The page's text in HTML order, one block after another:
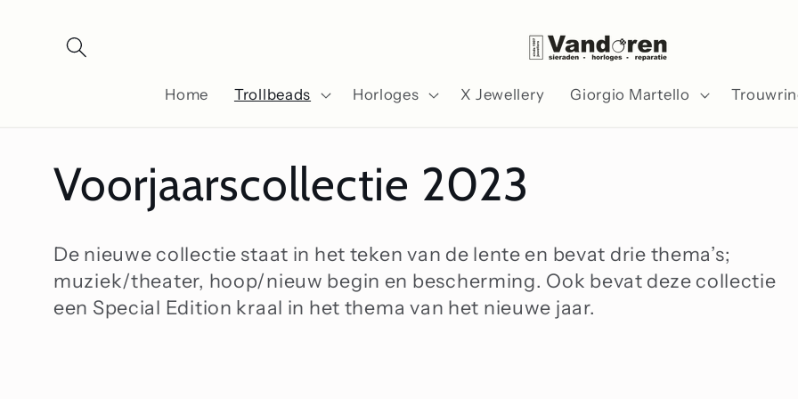
content
Home Trollbeads Horloges X Jewellery Giorgio Martello
C
o
l
Voorjaarscollectie 2023
De nieuwe collectie staat in het teken van de lente en bevat drie thema’s;
muziek/theater, hoop/nieuw begin en bescherming. Ook bevat deze collectie
een Special Edition kraal in het thema van het nieuwe jaar.